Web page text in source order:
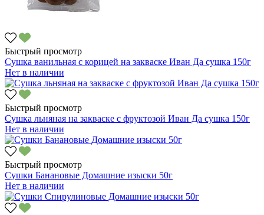
Быстрый просмотр
Сушка ванильная с корицей на закваске Иван Да сушка 150г
Нет в наличии
Быстрый просмотр
Сушка льняная на закваске с фруктозой Иван Да сушка 150г
Нет в наличии
Быстрый просмотр
Сушки Банановые Домашние изыски 50г
Нет в наличии